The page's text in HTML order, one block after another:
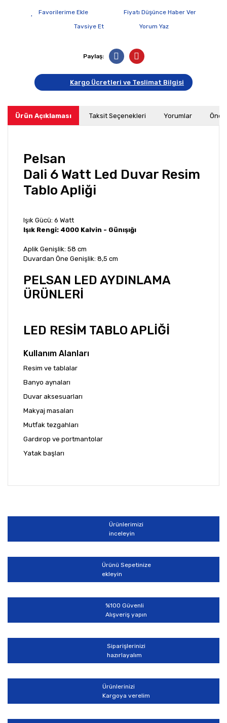
Fiyatı Düşünce Haber Ver
Tavsiye Et
Yorum Yaz
Paylaş:
Kargo Ücretleri ve Teslimat Bilgisi
Ürün Açıklaması Taksit Seçenekleri Yorumlar
Pelsan
Dali 6 Watt Led Duvar Resim
Tablo Apliği
Işık Gücü: 6 Watt
Işık Rengi: 4000 Kalvin - Günışığı
Aplik Genişlik: 58 cm
Duvardan Öne Genişlik: 8,5 cm
PELSAN LED AYDINLAMA
ÜRÜNLERİ
LED RESİM TABLO APLİĞİ
Kullanım Alanları
Resim ve tablalar
Banyo aynaları
Duvar aksesuarları
Makyaj masaları
Mutfak tezgahları
Gardırop ve portmantolar
Yatak başları
Yorum Yaz
Bu ürünün fiyat bilgisi, resim, ürün açıklamalarında ve
Görüş ve önerileriniz için teşekkür ederiz.
Ürün resmi kalitesiz, bozuk veya görüntülenemiyor.
Ürün açıklamasında eksik bilgiler bulunuyor.
Ürün bilgilerinde hatalar bulunuyor.
Ürün fiyatı diğer sitelerden daha pahalı.
Bu ürüne benzer farklı alternatifler olmalı.
Gönder
Ürünlerimizi
inceleyin
Ürünü Sepetinize
ekleyin
%100 Güvenli
Alışveriş yapın
Siparişlerinizi
hazırlayalım
Ürünlerinizi
Kargoya verelim